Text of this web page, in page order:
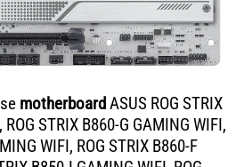
motherboardASUS ROG STRIX
STRIX B860-G GAMING WIFI,
WIFI, ROG STRIX B860-F